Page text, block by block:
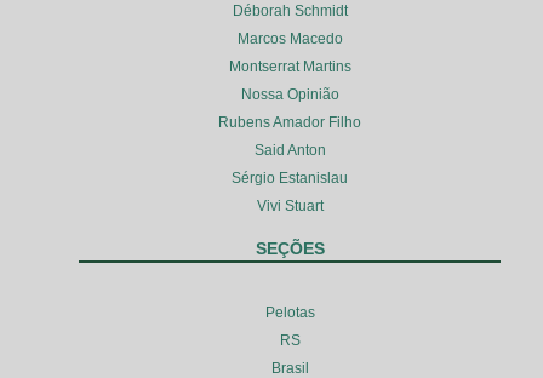
Déborah Schmidt
Marcos Macedo
Montserrat Martins
Nossa Opinião
Rubens Amador Filho
Said Anton
Sérgio Estanislau
Vivi Stuart
SEÇÕES
Pelotas
RS
Brasil